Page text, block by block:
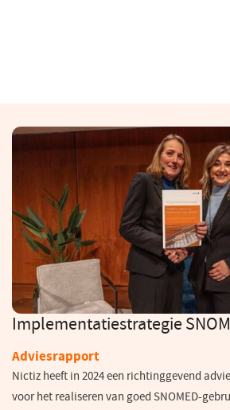
Implementatiestrategie
Adviesrapport
Nictiz heeft in 2024 een richtinggevend
voor het realiseren van goed SNOMED-